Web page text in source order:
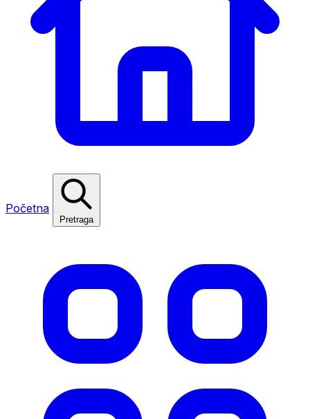
Početna
Pretraga